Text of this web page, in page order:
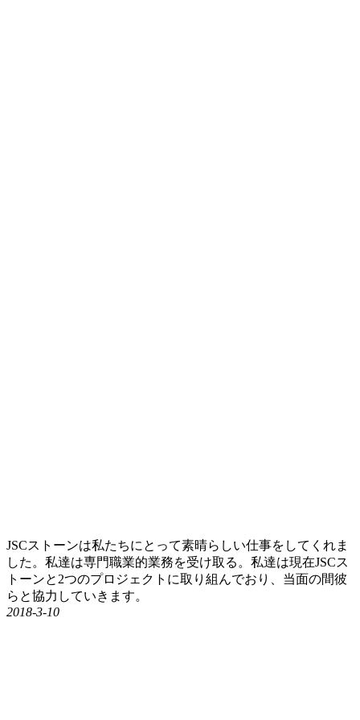
JSCストーンは私たちにとって素晴らしい仕事をしてくれま
した。私達は専門職業的業務を受け取る。私達は現在JSCス
トーンと2つのプロジェクトに取り組んでおり、当面の間彼
らと協力していきます。
2018-3-10